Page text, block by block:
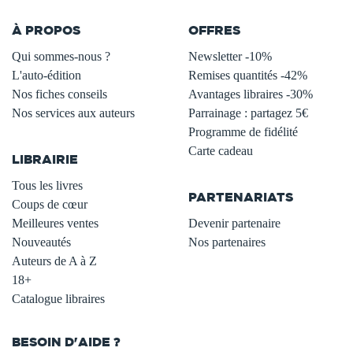
À PROPOS
Qui sommes-nous ?
L'auto-édition
Nos fiches conseils
Nos services aux auteurs
LIBRAIRIE
Tous les livres
Coups de cœur
Meilleures ventes
Nouveautés
Auteurs de A à Z
18+
Catalogue libraires
OFFRES
Newsletter -10%
Remises quantités -42%
Avantages libraires -30%
Parrainage : partagez 5€
Programme de fidélité
Carte cadeau
PARTENARIATS
Devenir partenaire
Nos partenaires
BESOIN D'AIDE ?